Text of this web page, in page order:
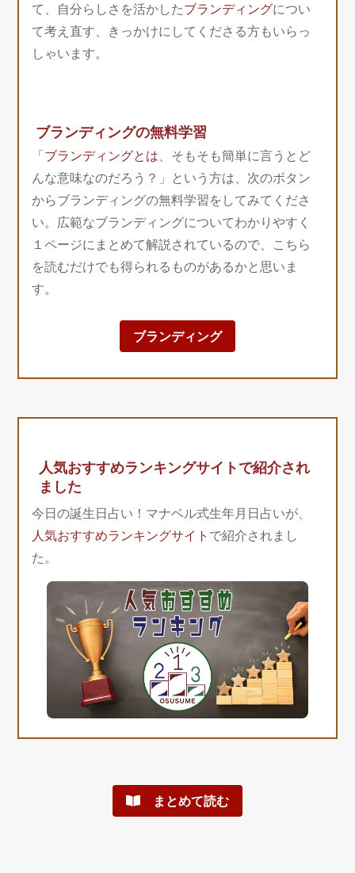
て、自分らしさを活かしたブランディングについ
て考え直す、きっかけにしてくださる方もいらっ
しゃいます。
ブランディングの無料学習
「ブランディングとは、そもそも簡単に言うとど
んな意味なのだろう？」という方は、次のボタン
からブランディングの無料学習をしてみてくださ
い。広範なブランディングについてわかりやすく
１ページにまとめて解説されているので、こちら
を読むだけでも得られるものがあるかと思いま
す。
ブランディング
人気おすすめランキングサイトで紹介され
ました
今日の誕生日占い！マナベル式生年月日占いが、
人気おすすめランキングサイト で紹介されまし
た。
まとめて読む